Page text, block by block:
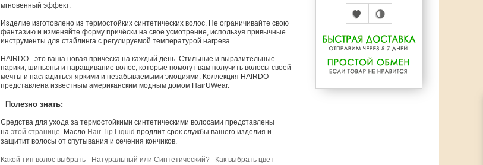
мгновенный эффект.
Изделие изготовлено из термостойких синтетических волос. Не ограничивайте свою
фантазию и изменяйте форму причёски на свое усмотрение, используя привычные
инструменты для стайлинга с регулируемой температурой нагрева.
HAIRDO - это ваша новая причёска на каждый день. Стильные и выразительные
парики, шиньоны и наращивание волос, которые помогут вам получить волосы своей
мечты и насладиться яркими и незабываемыми эмоциями. Коллекция HAIRDO
представлена известным американским модным домом HairUWear.
Полезно знать:
Средства для ухода за термостойкими синтетическими волосами представлены
на этой странице. Масло Hair Tip Liquid продлит срок службы вашего изделия и
защитит волосы от спутывания и сечения кончиков.
Какой тип волос выбрать - Натуральный или Синтетический?
Как выбрать цвет